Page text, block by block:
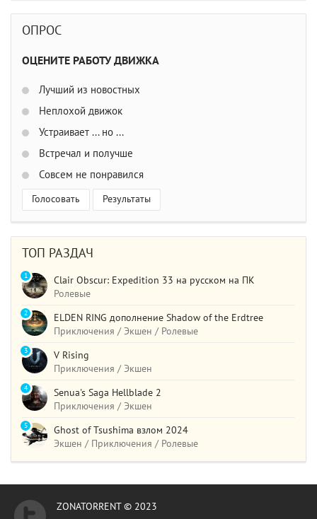
ОПРОС
ОЦЕНИТЕ РАБОТУ ДВИЖКА
Лучший из новостных
Неплохой движок
Устраивает ... но ...
Встречал и получше
Совсем не понравился
Голосовать Результаты
ТОП РАЗДАЧ
Clair Obscur: Expedition 33 на русском на ПК
Ролевые
1
ELDEN RING дополнение Shadow of the Erdtree
Приключения / Экшен / Ролевые
2
V Rising
Приключения / Экшен
3
Senua's Saga Hellblade 2
Приключения / Экшен
4
Ghost of Tsushima взлом 2024
Экшен / Приключения / Ролевые
5
ZONATORRENT © 2023